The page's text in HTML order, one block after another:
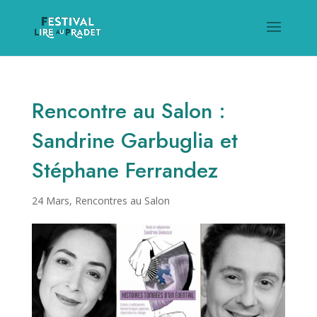
Rencontre au Salon :
Sandrine Garbuglia et
Stéphane Ferrandez
24 Mars, Rencontres au Salon